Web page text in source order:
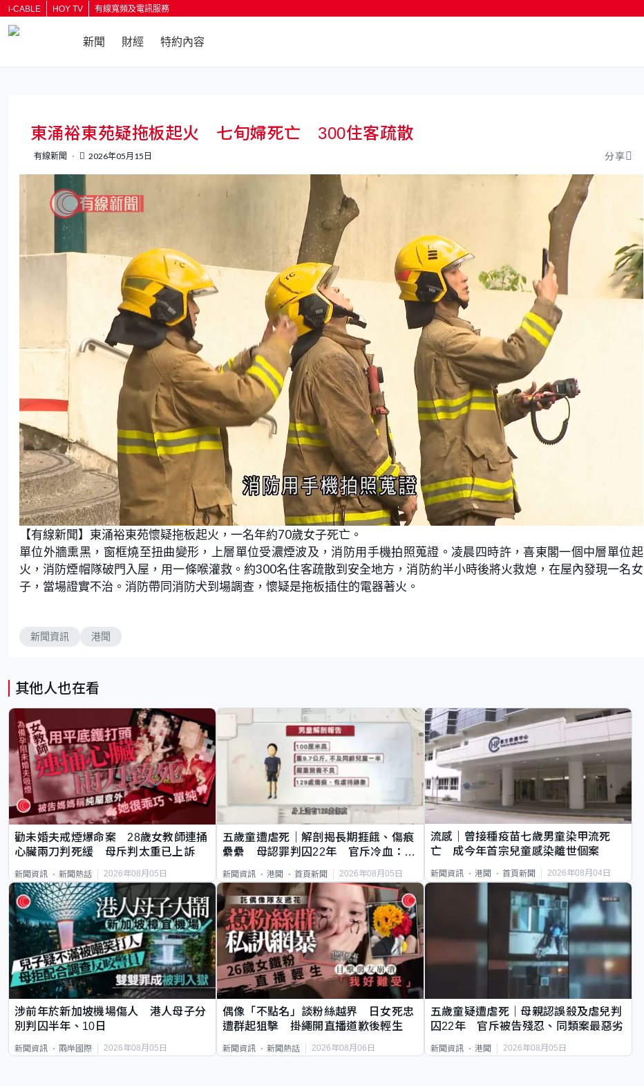
i-CABLE HOY TV 有線寬頻及電訊服務
新聞 財經 特約內容
東涌裕東苑疑拖板起火 七旬婦死亡 300住客疏散
有線新聞 2026年05月15日 分享
U
n
m
u
t
e
L
o
a
d
e
d
:
5
7
.
1
4
【有線新聞】東涌裕東苑懷疑拖板起火，一名年約70歲女子死亡。
單位外牆熏黑，窗框燒至扭曲變形，上層單位受濃煙波及，消防用手機拍照蒐證。凌晨四時許，喜東閣一個中層單位起
火，消防煙帽隊破門入屋，用一條喉灌救。約300名住客疏散到安全地方，消防約半小時後將火救熄，在屋內發現一名女
子，當場證實不治。消防帶同消防犬到場調查，懷疑是拖板插住的電器著火。
新聞資訊 港聞
其他人也在看
勸未婚夫戒煙爆命案 28歲女教師連捅
心臟兩刀判死緩 母斥判太重已上訴
新聞資訊 新聞熱話 2026年08月05日
五歲童遭虐死｜解剖揭長期捱餓、傷痕
纍纍 母認罪判囚22年 官斥冷血：同
新聞資訊 港聞 首頁新聞 2026年08月05日
流感｜曾接種疫苗七歲男童染甲流死
亡 成今年首宗兒童感染離世個案
新聞資訊 港聞 首頁新聞 2026年08月04日
涉前年於新加坡機場傷人 港人母子分
別判囚半年、10日
新聞資訊 兩岸國際 2026年08月05日
偶像「不點名」談粉絲越界 日女死忠
遭群起狙擊 掛繩開直播道歉後輕生
新聞資訊 新聞熱話 2026年08月06日
五歲童疑遭虐死｜母親認誤殺及虐兒判
囚22年 官斥被告殘忍、同類案最惡劣
新聞資訊 港聞 2026年08月05日